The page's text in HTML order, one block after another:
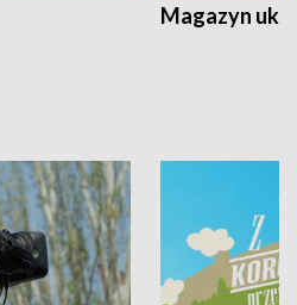
Magazyn